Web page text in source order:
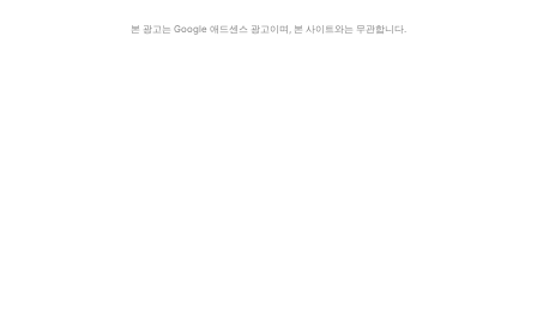
본 광고는 Google 애드센스 광고이며, 본 사이트와는 무관합니다.